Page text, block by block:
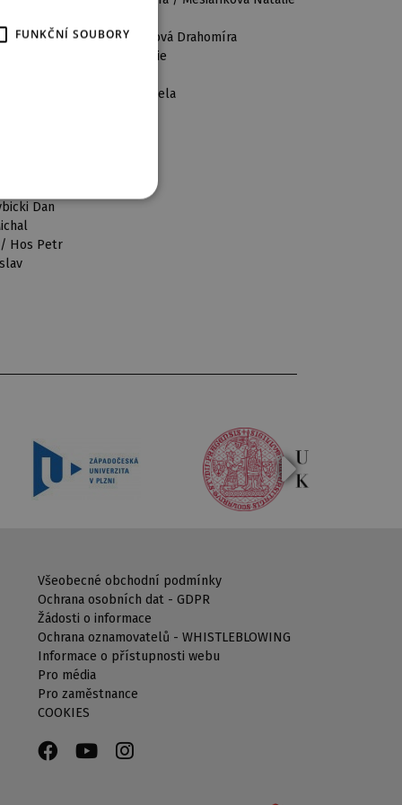
Natálie / Lojdová Drahomíra
Papka Jelena / Vrbová Lucie
Drahomíra / Musilová Michaela
Marcela
Dan
Hos Petr
Všeobecné obchodní podmínky
Ochrana osobních dat - GDPR
Žádosti o informace
Ochrana oznamovatelů - WHISTLEBLOWING
Informace o přístupnosti webu
Pro média
Pro zaměstnance
COOKIES
FUNKČNÍ SOUBORY